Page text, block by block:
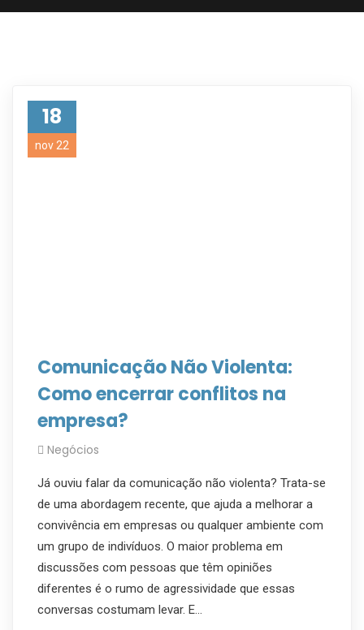
18
nov 22
Comunicação Não Violenta:
Como encerrar conflitos na
empresa?
Negócios
Já ouviu falar da comunicação não violenta? Trata-se
de uma abordagem recente, que ajuda a melhorar a
convivência em empresas ou qualquer ambiente com
um grupo de indivíduos. O maior problema em
discussões com pessoas que têm opiniões
diferentes é o rumo de agressividade que essas
conversas costumam levar. E…